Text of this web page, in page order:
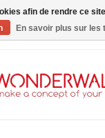
afin de rendre ce
En savoir plus sur les